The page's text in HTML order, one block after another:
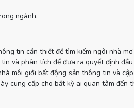
ngành.
tin cần thiết để tìm kiếm ngôi nhà
và phân tích để đưa ra quyết định
môi giới bất động sản thông tin và
cung cấp cho bất kỳ ai quan tâm đến